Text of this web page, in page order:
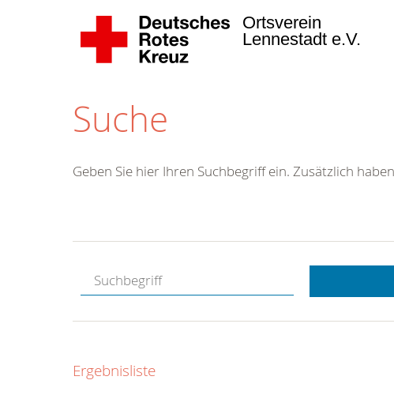
Ortsverein
Lennestadt e.V.
Suche
Hotline.
gerne.
Geben Sie hier Ihren Suchbegriff ein. Zusätzlich
Ergebnisliste